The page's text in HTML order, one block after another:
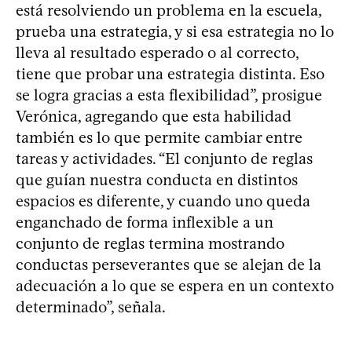
está resolviendo un problema en la escuela,
prueba una estrategia, y si esa estrategia no lo
lleva al resultado esperado o al correcto,
tiene que probar una estrategia distinta. Eso
se logra gracias a esta flexibilidad”, prosigue
Verónica, agregando que esta habilidad
también es lo que permite cambiar entre
tareas y actividades. “El conjunto de reglas
que guían nuestra conducta en distintos
espacios es diferente, y cuando uno queda
enganchado de forma inflexible a un
conjunto de reglas termina mostrando
conductas perseverantes que se alejan de la
adecuación a lo que se espera en un contexto
determinado”, señala.